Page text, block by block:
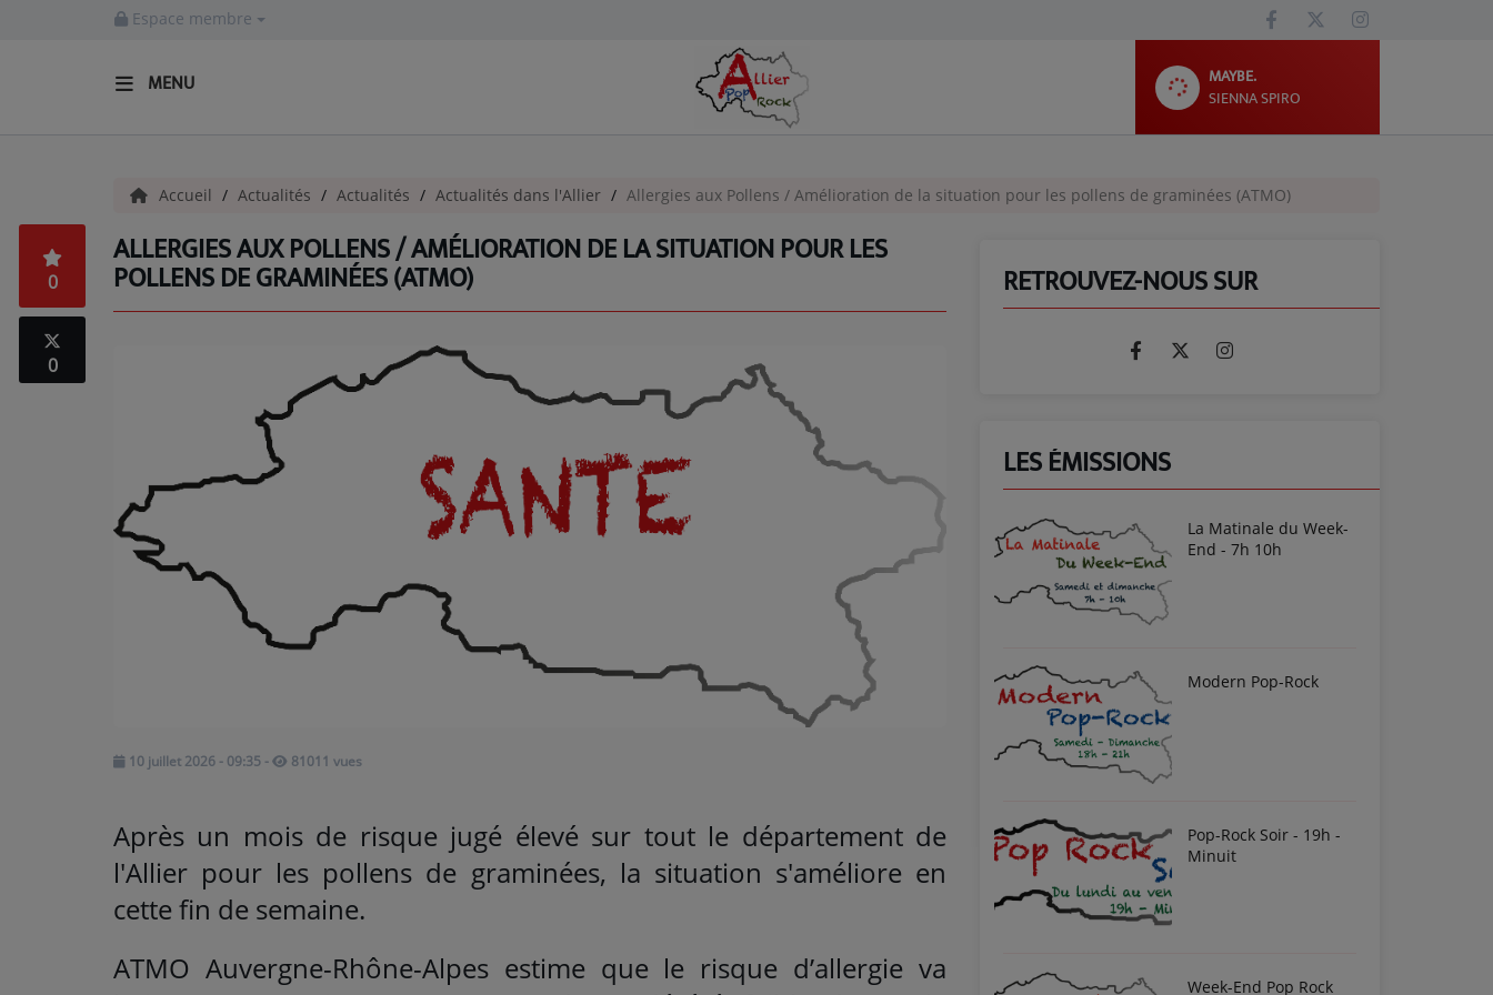
Espace membre
MENU
MAYBE.
SIENNA SPIRO
INFOS - ALLIER
AGENDA CULTUREL - ALLIER
INFOS POP ROCK
Titres diffusés
Accueil Actualités Actualités Actualités dans l'Allier Allergies aux Pollens / Amélioration de la situation pour les pollens de graminées (ATMO)
ALLERGIES AUX POLLENS / AMÉLIORATION DE LA SITUATION POUR LES
POLLENS DE GRAMINÉES (ATMO)
0
0
10 juillet 2026 - 09:35 - 81011 vues
Après un mois de risque jugé élevé sur tout le département de
l'Allier pour les pollens de graminées, la situation s'améliore en
cette fin de semaine.
ATMO Auvergne-Rhône-Alpes estime que le risque d’allergie va
RETROUVEZ-NOUS SUR
LES ÉMISSIONS
La Matinale du Week-
End - 7h 10h
Modern Pop-Rock
Pop-Rock Soir - 19h -
Minuit
Week-End Pop Rock